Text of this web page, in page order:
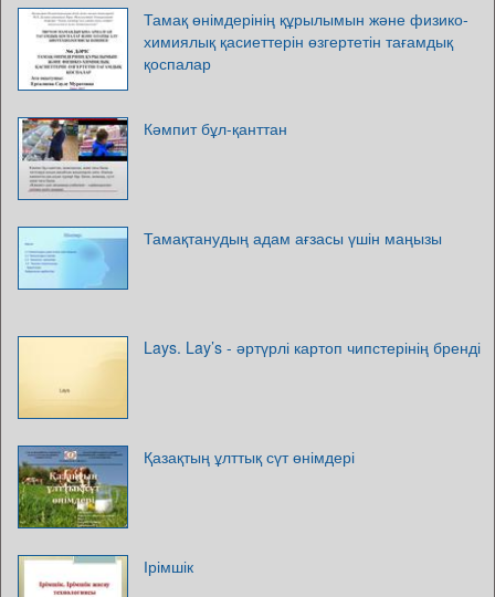
Тамақ өнімдерінің құрылымын және физико-
химиялық қасиеттерін өзгертетін тағамдық
қоспалар
Кәмпит бұл-қанттан
Тамақтанудың адам ағзасы үшін маңызы
Lays. Lay’s - әртүрлі картоп чипстерінің бренді
Қазақтың ұлттық сүт өнімдері
Ірімшік